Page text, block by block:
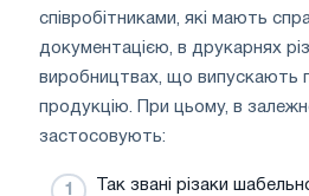
співробітниками, які мають
документацією, в друкарнях
виробництвах, що випускають
продукцію. При цьому, в
застосовують:
Так звані різаки